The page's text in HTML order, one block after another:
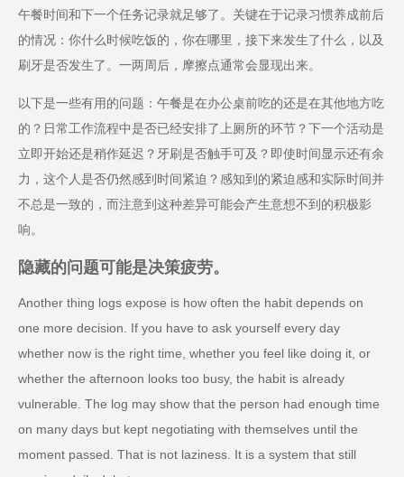
午餐时间和下一个任务记录就足够了。关键在于记录习惯养成前后
的情况：你什么时候吃饭的，你在哪里，接下来发生了什么，以及
刷牙是否发生了。一两周后，摩擦点通常会显现出来。
以下是一些有用的问题：午餐是在办公桌前吃的还是在其他地方吃
的？日常工作流程中是否已经安排了上厕所的环节？下一个活动是
立即开始还是稍作延迟？牙刷是否触手可及？即使时间显示还有余
力，这个人是否仍然感到时间紧迫？感知到的紧迫感和实际时间并
不总是一致的，而注意到这种差异可能会产生意想不到的积极影
响。
隐藏的问题可能是决策疲劳。
Another thing logs expose is how often the habit depends on
one more decision. If you have to ask yourself every day
whether now is the right time, whether you feel like doing it, or
whether the afternoon looks too busy, the habit is already
vulnerable. The log may show that the person had enough time
on many days but kept negotiating with themselves until the
moment passed. That is not laziness. It is a system that still